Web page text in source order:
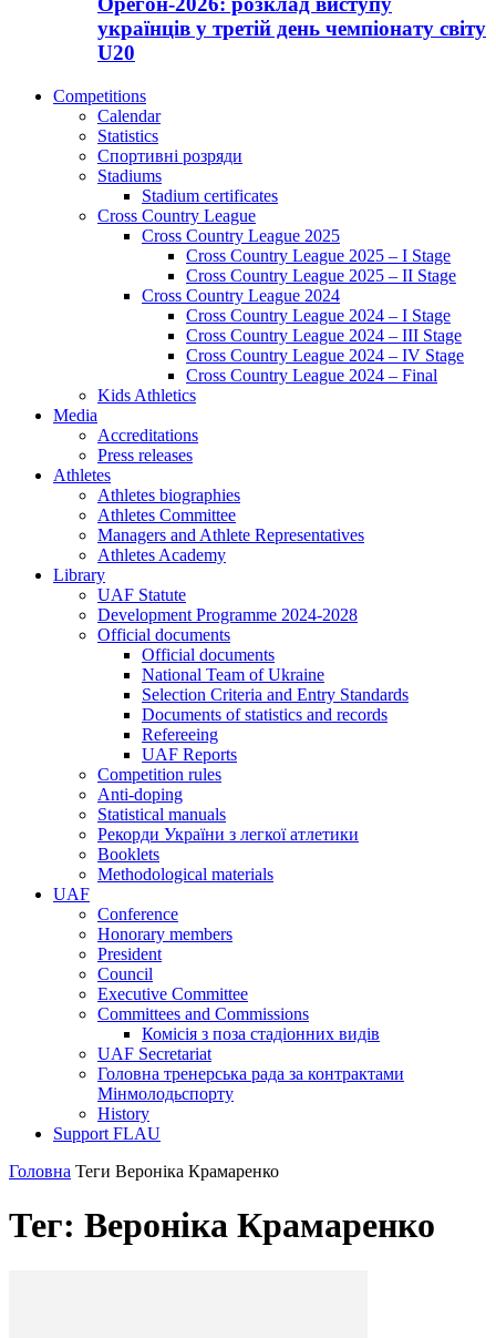
українців у третій день чемпіонату світу
U20
Competitions
Calendar
Statistics
Спортивні розряди
Stadiums
Stadium certificates
Cross Country League
Cross Country League 2025
Cross Country League 2025 – I Stage
Cross Country League 2025 – II Stage
Cross Country League 2024
Cross Country League 2024 – I Stage
Cross Country League 2024 – III Stage
Cross Country League 2024 – IV Stage
Cross Country League 2024 – Final
Kids Athletics
Media
Accreditations
Press releases
Athletes
Athletes biographies
Athletes Committee
Managers and Athlete Representatives
Athletes Academy
Library
UAF Statute
Development Programme 2024-2028
Official documents
Official documents
National Team of Ukraine
Selection Criteria and Entry Standards
Documents of statistics and records
Refereeing
UAF Reports
Competition rules
Anti-doping
Statistical manuals
Рекорди України з легкої атлетики
Booklets
Methodological materials
UAF
Conference
Honorary members
President
Council
Executive Committee
Committees and Commissions
Комісія з поза стадіонних видів
UAF Secretariat
Головна тренерська рада за контрактами
Мінмолодьспорту
History
Support FLAU
Головна Теги Вероніка Крамаренко
Тег: Вероніка Крамаренко